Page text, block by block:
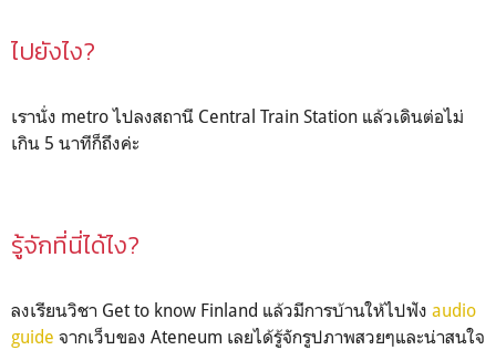
ไปยังไง?
เรานั่ง metro ไปลงสถานี Central Train Station แล้วเดินต่อไม่
เกิน 5 นาทีก็ถึงค่ะ
รู้จักที่นี่ได้ไง?
ลงเรียนวิชา Get to know Finland แล้วมีการบ้านให้ไปฟัง audio
guide จากเว็บของ Ateneum เลยได้รู้จักรูปภาพสวยๆและน่าสนใจ